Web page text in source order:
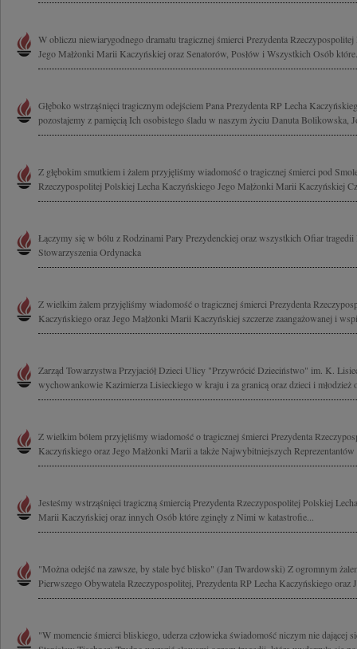
W obliczu niewiarygodnego dramatu tragicznej śmierci Prezydenta
Jego Małżonki Marii Kaczyńskiej oraz Senatorów, Posłów i Wszystkich Osób
Głęboko wstrząśnięci tragicznym odejściem Pana Prezydenta RP Lecha
pozostajemy z pamięcią Ich osobistego śladu w naszym życiu Danuta Bolikowska,
Z głębokim smutkiem i żalem przyjęliśmy wiadomość o tragicznej śmierci pod
Rzeczypospolitej Polskiej Lecha Kaczyńskiego Jego Małżonki Marii Kaczyńskiej
Łączymy się w bólu z Rodzinami Pary Prezydenckiej oraz wszystkich Ofiar tragedii
Stowarzyszenia Ordynacka
Z wielkim żalem przyjęliśmy wiadomość o tragicznej śmierci Prezydenta
Kaczyńskiego oraz Jego Małżonki Marii Kaczyńskiej szczerze zaangażowanej i
Zarząd Towarzystwa Przyjaciół Dzieci Ulicy "Przywrócić Dzieciństwo" im. K.
wychowankowie Kazimierza Lisieckiego w kraju i za granicą oraz dzieci i
Z wielkim bólem przyjęliśmy wiadomość o tragicznej śmierci Prezydenta
Kaczyńskiego oraz Jego Małżonki Marii a także Najwybitniejszych
Jesteśmy wstrząśnięci tragiczną śmiercią Prezydenta Rzeczypospolitej Polskiej
Marii Kaczyńskiej oraz innych Osób które zginęły z Nimi w katastrofie...
"Można odejść na zawsze, by stale być blisko" (Jan Twardowski) Z ogromnym
Pierwszego Obywatela Rzeczypospolitej, Prezydenta RP Lecha Kaczyńskiego oraz
"W momencie śmierci bliskiego, uderza człowieka świadomość niczym nie dającej